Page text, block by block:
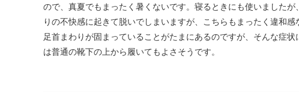
ので、真夏でもまったく暑くないです。寝るときにも使いました
りの不快感に起きて脱いでしまいますが、こちらもまったく違和
足首まわりが固まっていることがたまにあるのですが、そんな症
は普通の靴下の上から履いてもよさそうです。